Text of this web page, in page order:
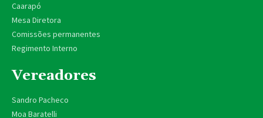
Caarapó
Mesa Diretora
Comissões permanentes
Regimento Interno
Vereadores
Sandro Pacheco
Moa Baratelli